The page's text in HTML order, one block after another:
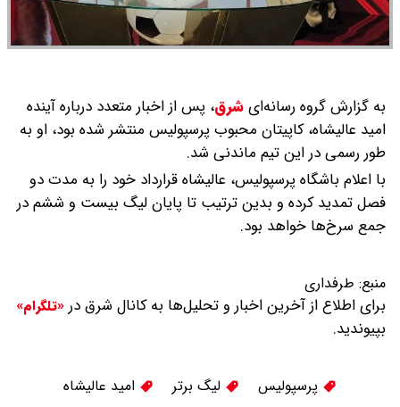
به گزارش گروه رسانه‌ایشرق، پس از اخبار متعدد درباره آینده
امید عالیشاه، کاپیتان محبوب پرسپولیس منتشر شده بود، او به
طور رسمی در این تیم ماندنی شد.
با اعلام باشگاه پرسپولیس، عالیشاه قرارداد خود را به مدت دو
فصل تمدید کرده و بدین ترتیب تا پایان لیگ بیست و ششم در
جمع سرخ‌ها خواهد بود.
منبع: طرفداری
برای اطلاع از آخرین اخبار و تحلیل‌ها به کانال شرق در «تلگرام»
بپیوندید.
پرسپولیس لیگ برتر
امید عالیشاه